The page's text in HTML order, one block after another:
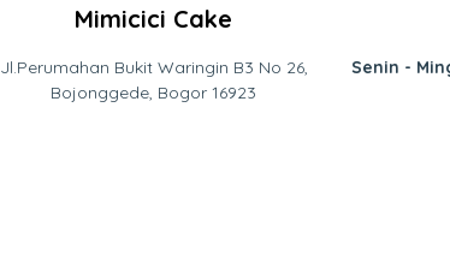
Mimicici Cake
Jl.Perumahan Bukit Waringin B3 No 26,
Bojonggede, Bogor 16923
Senin -